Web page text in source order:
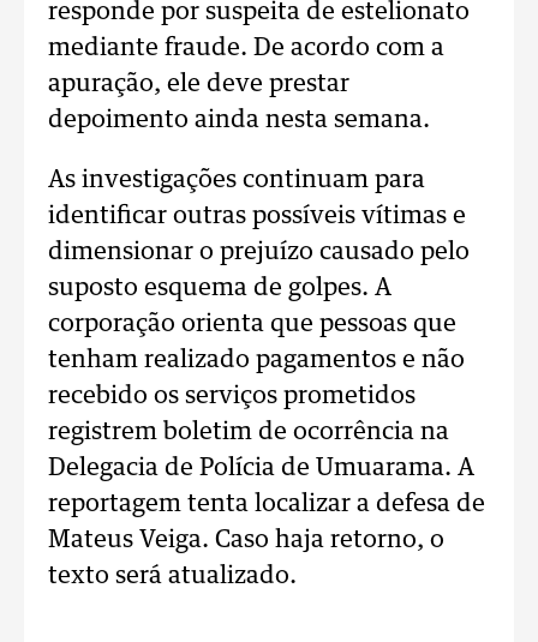
responde por suspeita de estelionato
mediante fraude. De acordo com a
apuração, ele deve prestar
depoimento ainda nesta semana.
As investigações continuam para
identificar outras possíveis vítimas e
dimensionar o prejuízo causado pelo
suposto esquema de golpes. A
corporação orienta que pessoas que
tenham realizado pagamentos e não
recebido os serviços prometidos
registrem boletim de ocorrência na
Delegacia de Polícia de Umuarama. A
reportagem tenta localizar a defesa de
Mateus Veiga. Caso haja retorno, o
texto será atualizado.